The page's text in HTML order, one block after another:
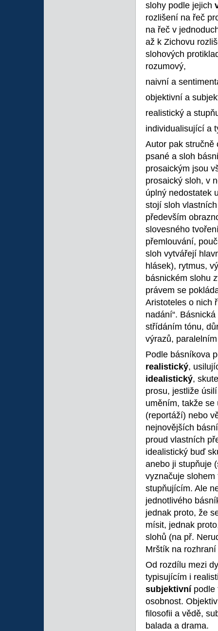
slohy podle jejich
rozlišení na řeč
na řeč v
až k Zichovu
slohových
rozumový,
naivní a
objektivní a
realistický a
individualisující a
Autor pak stručně
psané a sloh
prosaickým jsou
prosaický sloh, v
úplný nedostatek
stojí sloh
především
slovesného
přemlouvání,
sloh vytvářejí
hlásek), rytmus,
básnickém slohu
právem se
Aristoteles o nich
nadání“.
střídáním tónu,
výrazů,
Podle básníkova
realistický,
idealistický,
prosu, jestliže
uměním, takže se
(reportáží) nebo
nejnovějších
proud vlastních
idealistický buď
anebo ji stupňuje
vyznačuje
stupňujícím. Ale
jednotlivého
jednak proto, že
mísit, jednak
slohů (na př.
Mrštík na
Od rozdílu mezi
typisujícím i
subjektivní podle
osobnost.
filosofii a vědě,
balada a drama.